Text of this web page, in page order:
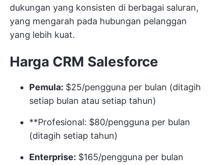
dukungan yang konsisten di berbagai saluran,
yang mengarah pada hubungan pelanggan
yang lebih kuat.
Harga CRM Salesforce
Pemula: $25/pengguna per bulan (ditagih
setiap bulan atau setiap tahun)
**Profesional: $80/pengguna per bulan
(ditagih setiap tahun)
Enterprise: $165/pengguna per bulan